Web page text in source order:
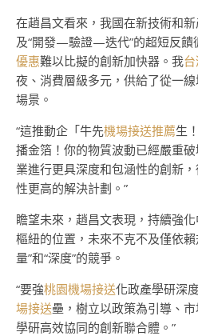
在趙昌文看來，我國在新技術和
及“開發—驗證—迭代”的超短反饋
優惠難以比擬的創新加快器。我
夜、消費層級多元，供給了從一
場景。
“這推動企「牛先機場接送推薦生
播金箔！你的物質波動已經嚴重破
業進行更具深度和包涵性的創新
性更高的解決計劃。”
瞻望未來，趙昌文表現，持續強
樞紐的位置，未來不克不及僅依
量”和“深度”的競爭。
“要強桃園機場接送化政產學研深
場接送壘，樹立以政策為引導、
學研高效協同的創新聯合體。”